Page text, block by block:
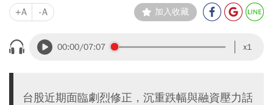
+A -A 加入收藏
00:00/07:07 x1
台股近期面臨劇烈修正，沉重跌幅與融資壓力話